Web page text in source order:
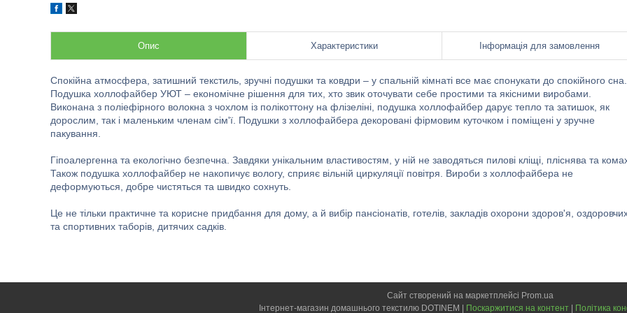
Опис Характеристики Інформація для замовлення
Спокійна атмосфера, затишний текстиль, зручні подушки та ковдри – у спальній кімнаті все має спонукати до спокійного сна.
Подушка холлофайбер УЮТ – економічне рішення для тих, хто звик оточувати себе простими та якісними виробами.
Виконана з поліефірного волокна з чохлом із полікоттону на флізеліні, подушка холлофайбер дарує тепло та затишок, як
дорослим, так і маленьким членам сім'ї. Подушки з холлофайбера декоровані фірмовим куточком і поміщені у зручне
пакування.
Гіпоалергенна та екологічно безпечна. Завдяки унікальним властивостям, у ній не заводяться пилові кліщі, пліснява та
Також подушка холлофайбер не накопичує вологу, сприяє вільній циркуляції повітря. Вироби з холлофайбера не
деформуються, добре чистяться та швидко сохнуть.
Це не тільки практичне та корисне придбання для дому, а й вибір пансіонатів, готелів, закладів охорони здоров'я,
та спортивних таборів, дитячих садків.
Сайт створений на маркетплейсі Prom.ua
Поскаржитися на контент Політика